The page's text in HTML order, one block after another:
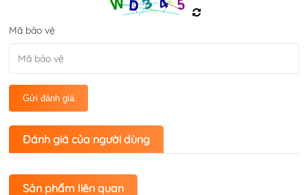
Mã bảo vệ
Gửi đánh giá
Đánh giá của người dùng
Sản phẩm liên quan